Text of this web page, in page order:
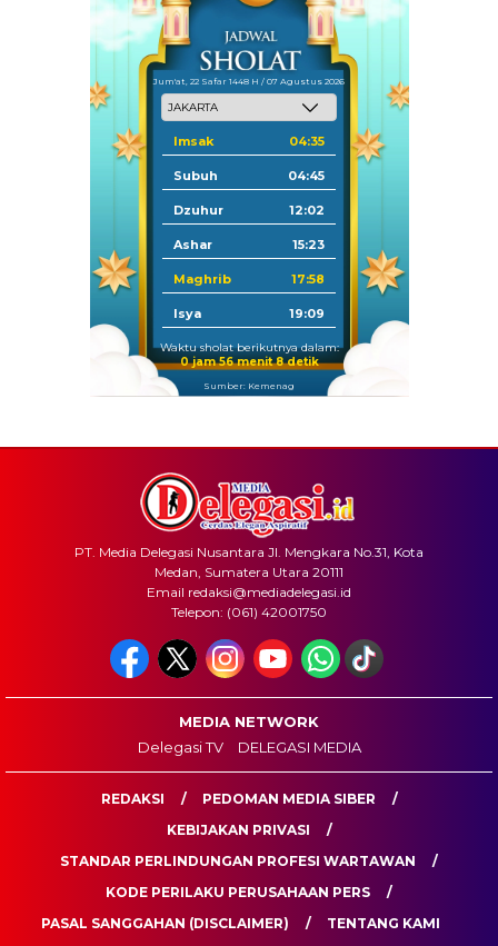
Jum'at, 22 Safar 1448 H / 07 Agustus 2026
Imsak 04:35
Subuh 04:45
Dzuhur 12:02
Ashar 15:23
Maghrib 17:58
Isya 19:09
Waktu sholat berikutnya dalam:
0 jam 56 menit 8 detik
Sumber: Kemenag
PT. Media Delegasi Nusantara Jl. Mengkara No.31, Kota
Medan, Sumatera Utara 20111
Email redaksi@mediadelegasi.id
Telepon: (061) 42001750
MEDIA NETWORK
Delegasi TV
DELEGASI MEDIA
REDAKSI
PEDOMAN MEDIA SIBER
KEBIJAKAN PRIVASI
STANDAR PERLINDUNGAN PROFESI WARTAWAN
KODE PERILAKU PERUSAHAAN PERS
PASAL SANGGAHAN (DISCLAIMER)
TENTANG KAMI